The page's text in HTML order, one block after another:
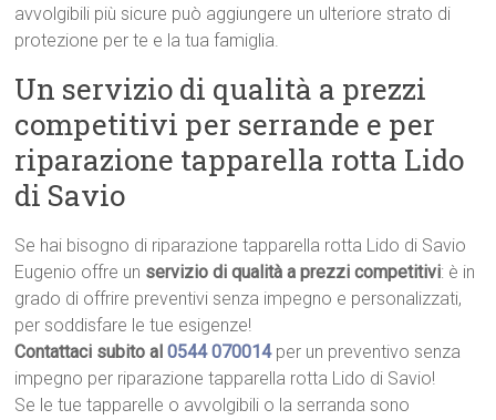
avvolgibili più sicure può aggiungere un ulteriore strato di
protezione per te e la tua famiglia.
Un servizio di qualità a prezzi
competitivi per serrande e per
riparazione tapparella rotta Lido
di Savio
Se hai bisogno di riparazione tapparella rotta Lido di Savio
Eugenio offre un servizio di qualità a prezzi competitivi: è in
grado di offrire preventivi senza impegno e personalizzati,
per soddisfare le tue esigenze!
Contattaci subito al0544 070014 per un preventivo senza
impegno per riparazione tapparella rotta Lido di Savio!
Se le tue tapparelle o avvolgibili o la serranda sono